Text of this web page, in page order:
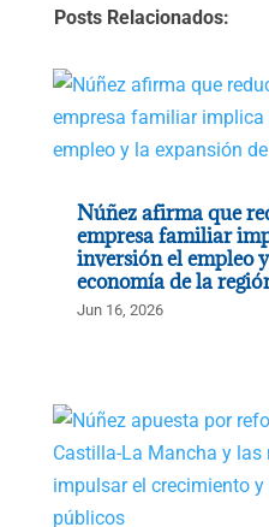
Posts Relacionados:
Núñez afirma que
empresa familiar
inversión el empleo
economía de la
Jun 16, 2026